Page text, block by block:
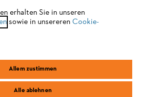
Rechtliche Informationen
AG & Co. KG, D-64807 Dieburg
unserer Seite empfehlen wir Ihnen, zu
Browser zu wechseln:
Chrome
erhalten Sie in unseren
sowie in unsereren Cookie-
Allem zustimmen
Alle ablehnen